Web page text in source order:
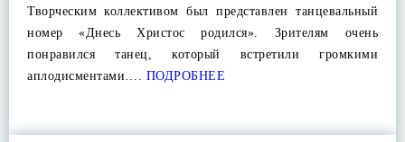
Творческим коллективом был представлен танцевальный
номер «Днесь Христос родился». Зрителям очень
понравился танец, который встретили громкими
аплодисментами…. ПОДРОБНЕЕ